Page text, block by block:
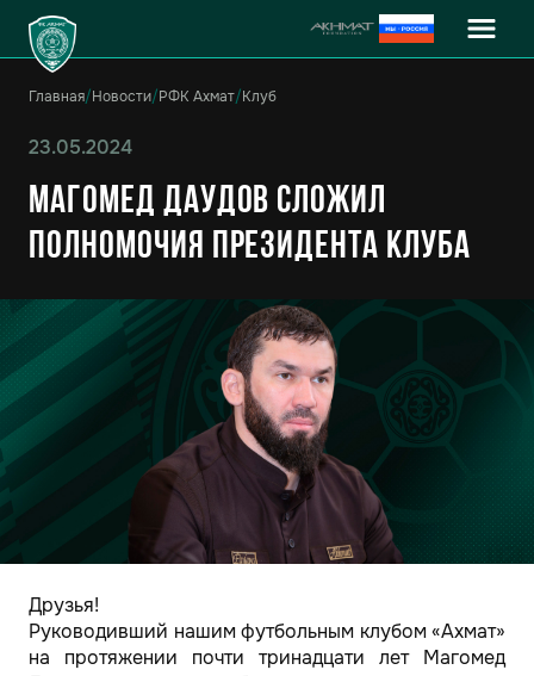
Главная/Новости/РФК Ахмат/Клуб
23.05.2024
Магомед Даудов сложил
полномочия президента клуба
Друзья!
Руководивший нашим футбольным клубом «Ахмат»
на протяжении почти тринадцати лет Магомед